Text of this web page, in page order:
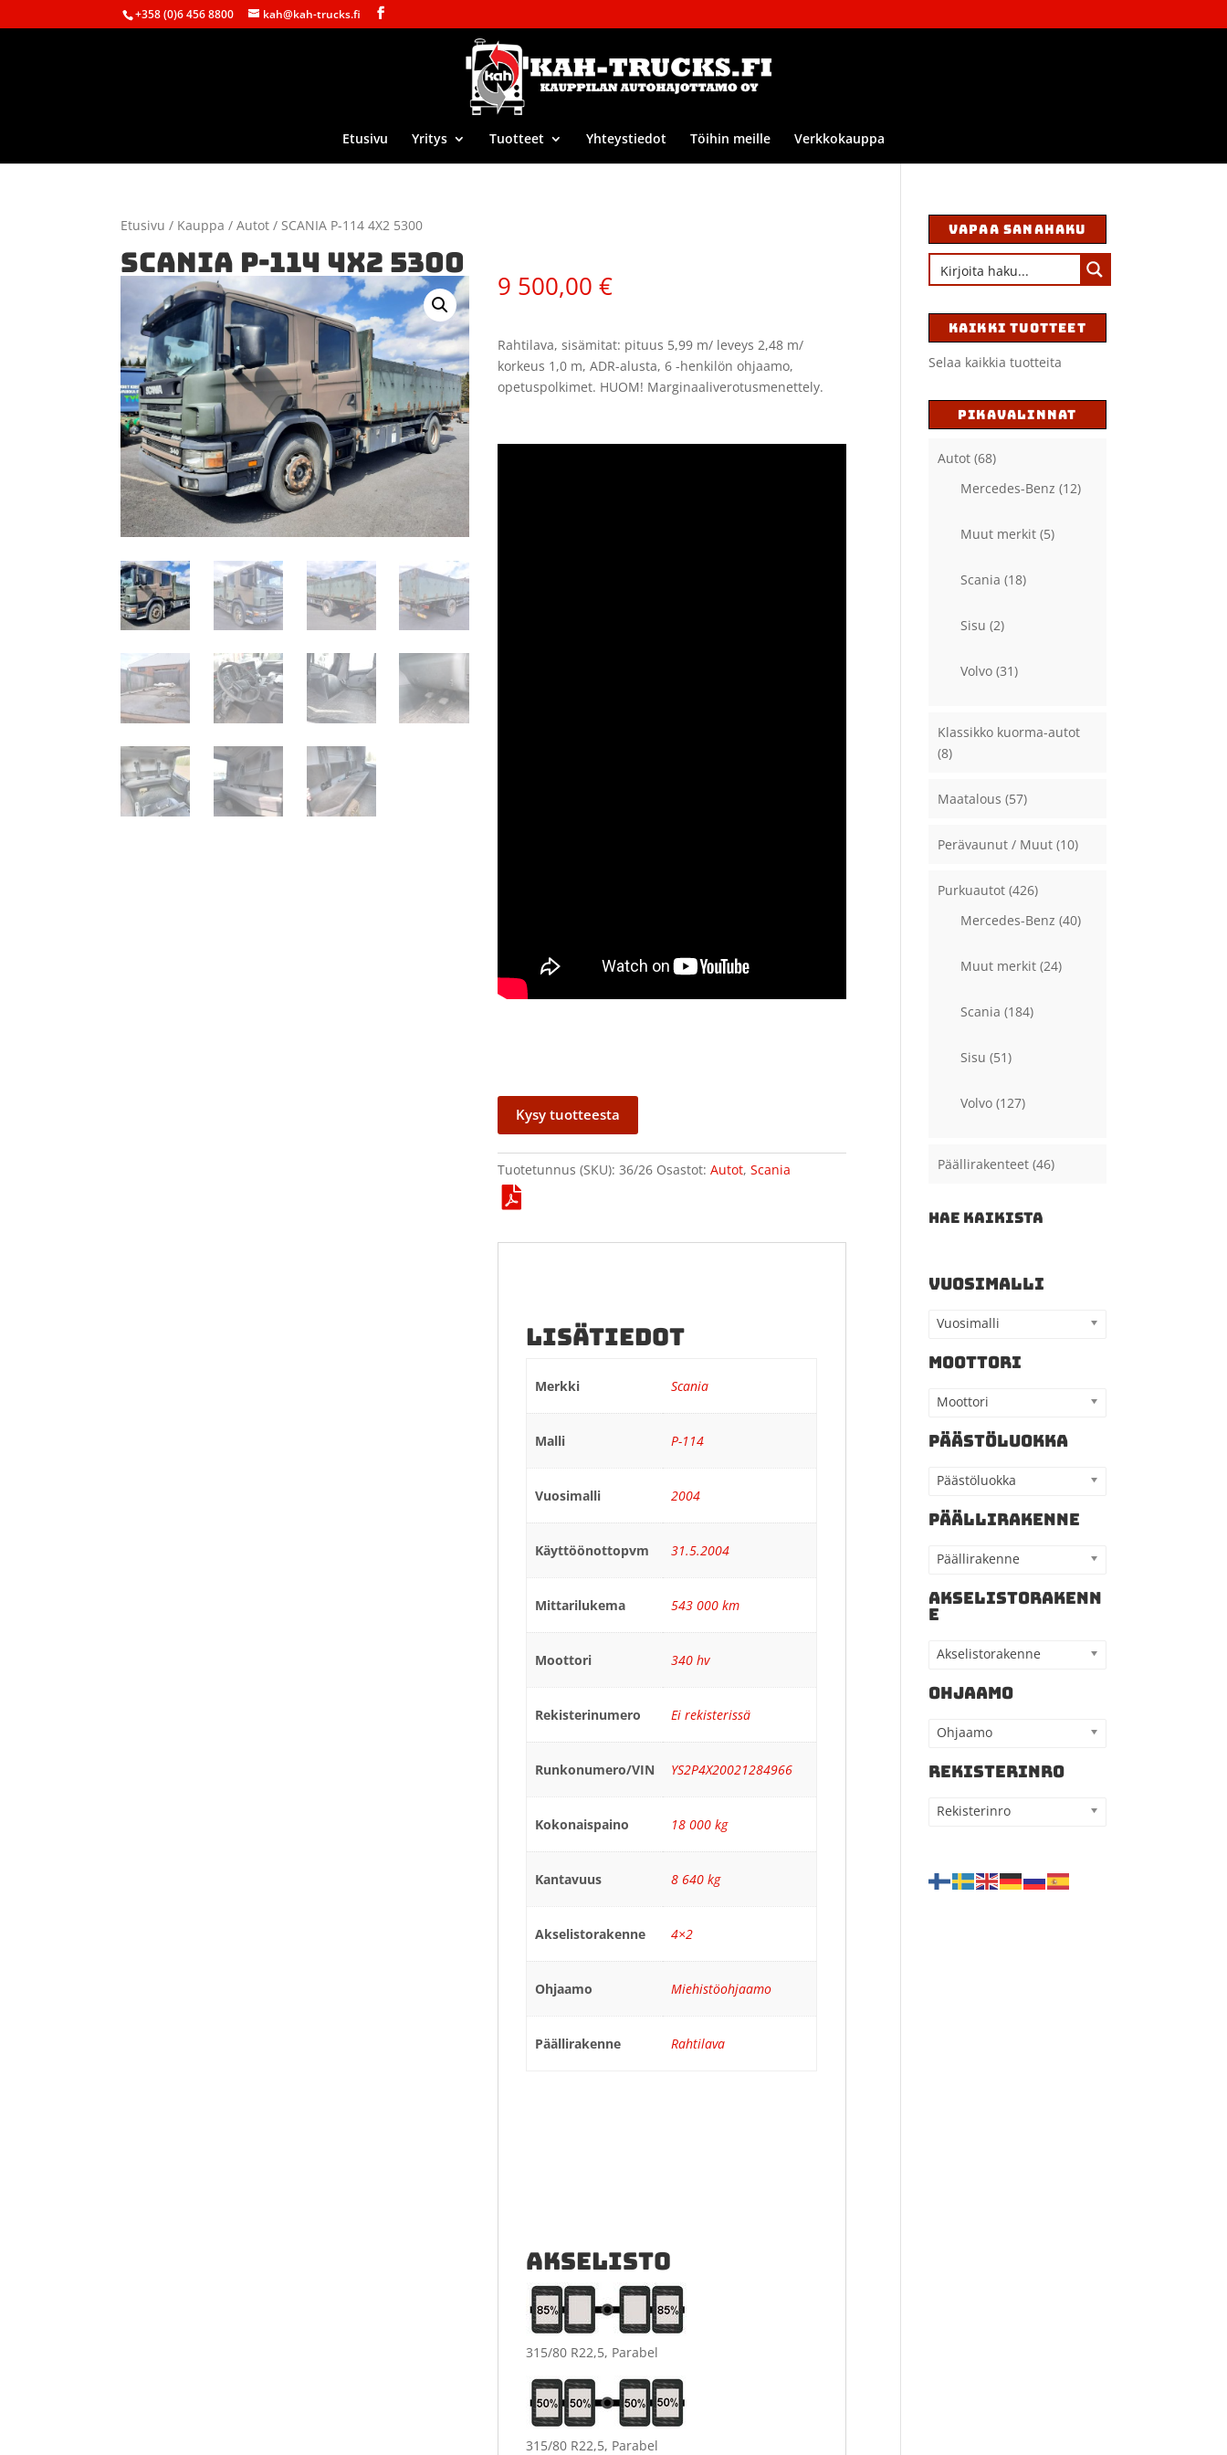
+358 (0)6 456 8800 kah@kah-trucks.fi
Etusivu Yritys Tuotteet Yhteystiedot Töihin meille Verkkokauppa
Etusivu / Kauppa / Autot / SCANIA P-114 4X2 5300
SCANIA P-114 4X2 5300
9 500,00€
Rahtilava, sisämitat: pituus 5,99 m/ leveys 2,48 m/
korkeus 1,0 m, ADR-alusta, 6 -henkilön ohjaamo,
opetuspolkimet. HUOM! Marginaaliverotusmenettely.
Kysy tuotteesta
Tuotetunnus (SKU):36/26 Osastot:Autot,Scania
LISÄTIEDOT
Merkki Scania
Malli P-114
Vuosimalli 2004
Käyttöönottopvm 31.5.2004
Mittarilukema 543 000 km
Moottori 340 hv
Rekisterinumero Ei rekisterissä
Runkonumero/VIN YS2P4X20021284966
Kokonaispaino 18 000 kg
Kantavuus 8 640 kg
Akselistorakenne 4×2
Ohjaamo Miehistöohjaamo
Päällirakenne Rahtilava
AKSELISTO
315/80 R22,5, Parabel
315/80 R22,5, Parabel
VAPAA SANAHAKU
KAIKKI TUOTTEET
Selaa kaikkia tuotteita
PIKAVALINNAT
Autot (68)
Mercedes-Benz (12)
Muut merkit (5)
Scania (18)
Sisu (2)
Volvo (31)
Klassikko kuorma-autot
(8)
Maatalous (57)
Perävaunut / Muut (10)
Purkuautot (426)
Mercedes-Benz (40)
Muut merkit (24)
Scania (184)
Sisu (51)
Volvo (127)
Päällirakenteet (46)
HAE KAIKISTA
VUOSIMALLI
Vuosimalli
MOOTTORI
Moottori
PÄÄSTÖLUOKKA
Päästöluokka
PÄÄLLIRAKENNE
Päällirakenne
AKSELISTORAKENN
E
Akselistorakenne
OHJAAMO
Ohjaamo
REKISTERINRO
Rekisterinro